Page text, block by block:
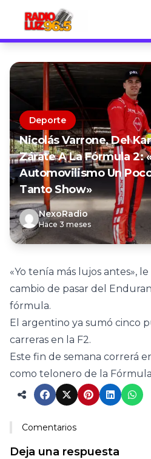
Deporte
Nicolás Varrone, Del
Zárate A La Fórmula 2:
Automovilismo Un
Tanto Show»
NexoRadio
Hace 3 meses
«Yo tenía más lujos antes»,
cambio de pasar del
fórmula.
El argentino ya sumó cinco
carreras en la F2.
Este fin de semana correrá
como telonero de la Fórmula
Comentarios
Deja una respuesta